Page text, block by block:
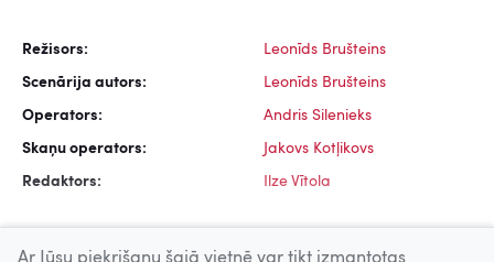
Režisors: Leonīds Brušteins
Scenārija autors: Leonīds Brušteins
Operators: Andris Silenieks
Skaņu operators: Jakovs Kotļikovs
Redaktors: Ilze Vītola